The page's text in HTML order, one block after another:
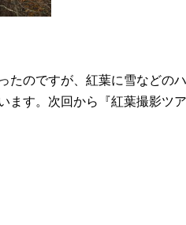
たのですが、紅葉に雪などのハ
ます。次回から『紅葉撮影ツア